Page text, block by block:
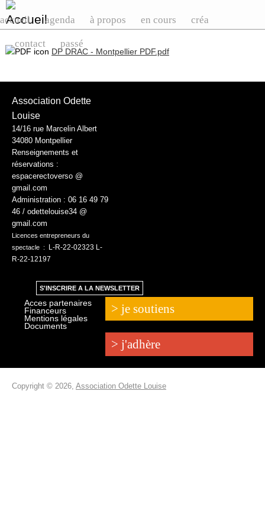
accueil agenda à propos en cours créa
contact passé
DP DRAC - Montpellier PDF.pdf
Association Odette
Louise
14/16 rue Marcelin Albert
34080 Montpellier
Renseignements et
réservations :
espacerectoverso @
gmail.com
Administration : 06 16 49 79
46 / odettelouise34 @
gmail.com
Licences entrepreneurs du
spectacle : L-R-22-02323 L-
R-22-12197
S'INSCRIRE A LA NEWSLETTER
> je soutiens
> j'adhère
Acces partenaires
Financeurs
Mentions légales
Documents
Copyright © 2026, Association Odette Louise